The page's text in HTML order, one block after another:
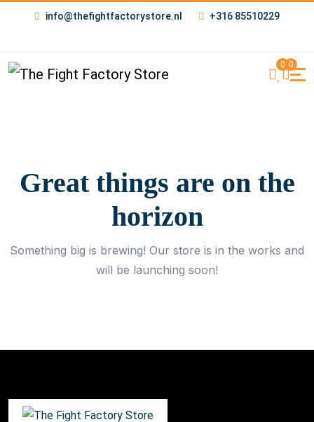
info@thefightfactorystore.nl +316 85510229
0 0
Great things are on the
horizon
Something big is brewing! Our store is in the works and
will be launching soon!